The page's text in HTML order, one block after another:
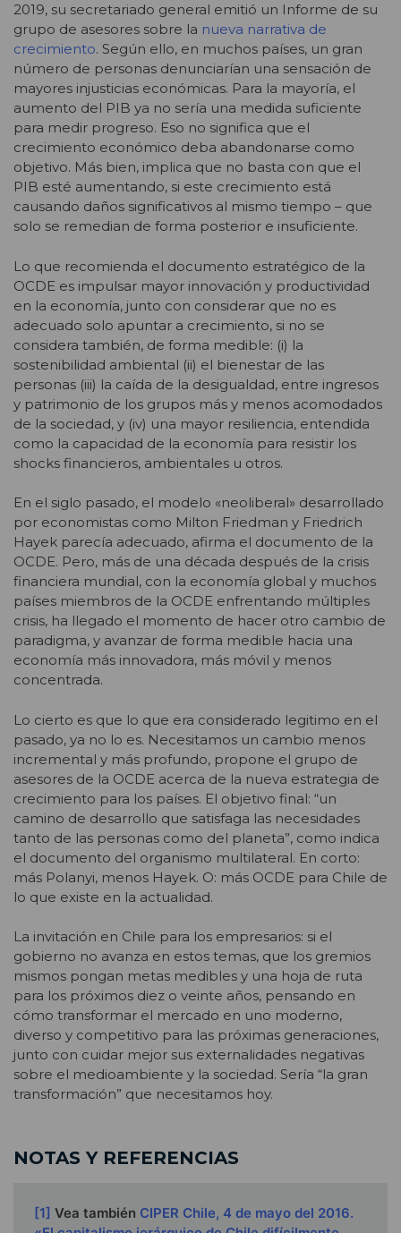
2019, su secretariado general emitió un Informe de su
grupo de asesores sobre la nueva narrativa de
crecimiento. Según ello, en muchos países, un gran
número de personas denunciarían una sensación de
mayores injusticias económicas. Para la mayoría, el
aumento del PIB ya no sería una medida suficiente
para medir progreso. Eso no significa que el
crecimiento económico deba abandonarse como
objetivo. Más bien, implica que no basta con que el
PIB esté aumentando, si este crecimiento está
causando daños significativos al mismo tiempo – que
solo se remedian de forma posterior e insuficiente.
Lo que recomienda el documento estratégico de la
OCDE es impulsar mayor innovación y productividad
en la economía, junto con considerar que no es
adecuado solo apuntar a crecimiento, si no se
considera también, de forma medible: (i) la
sostenibilidad ambiental (ii) el bienestar de las
personas (iii) la caída de la desigualdad, entre ingresos
y patrimonio de los grupos más y menos acomodados
de la sociedad, y (iv) una mayor resiliencia, entendida
como la capacidad de la economía para resistir los
shocks financieros, ambientales u otros.
En el siglo pasado, el modelo «neoliberal» desarrollado
por economistas como Milton Friedman y Friedrich
Hayek parecía adecuado, afirma el documento de la
OCDE. Pero, más de una década después de la crisis
financiera mundial, con la economía global y muchos
países miembros de la OCDE enfrentando múltiples
crisis, ha llegado el momento de hacer otro cambio de
paradigma, y avanzar de forma medible hacia una
economía más innovadora, más móvil y menos
concentrada.
Lo cierto es que lo que era considerado legitimo en el
pasado, ya no lo es. Necesitamos un cambio menos
incremental y más profundo, propone el grupo de
asesores de la OCDE acerca de la nueva estrategia de
crecimiento para los países. El objetivo final: “un
camino de desarrollo que satisfaga las necesidades
tanto de las personas como del planeta”, como indica
el documento del organismo multilateral. En corto:
más Polanyi, menos Hayek. O: más OCDE para Chile de
lo que existe en la actualidad.
La invitación en Chile para los empresarios: si el
gobierno no avanza en estos temas, que los gremios
mismos pongan metas medibles y una hoja de ruta
para los próximos diez o veinte años, pensando en
cómo transformar el mercado en uno moderno,
diverso y competitivo para las próximas generaciones,
junto con cuidar mejor sus externalidades negativas
sobre el medioambiente y la sociedad. Sería “la gran
transformación” que necesitamos hoy.
NOTAS Y REFERENCIAS
[1] Vea también CIPER Chile, 4 de mayo del 2016.